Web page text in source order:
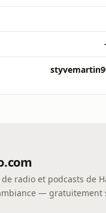
radio et podcasts de
— gratuitement